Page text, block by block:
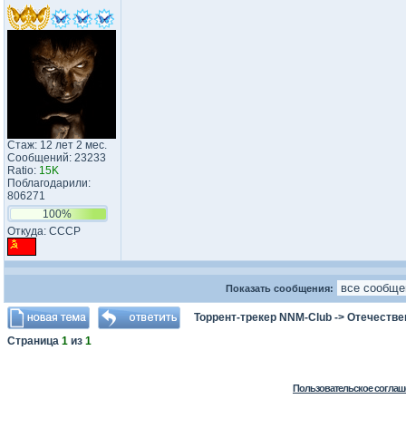
Стаж: 12 лет 2 мес.
Сообщений: 23233
Ratio: 15K
Поблагодарили:
806271
100%
Откуда: CCCP
Показать сообщения:
Торрент-трекер NNM-Club ->
Страница 1 из 1
Пользовательское